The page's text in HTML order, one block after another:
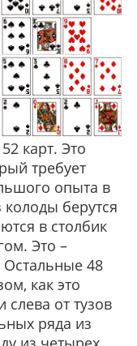
карт. Это
требует
опыта в
берутся
в столбик
Это –
Остальные 48
как это
слева от тузов
ряда из